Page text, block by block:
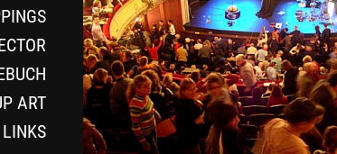
ART
LINKS